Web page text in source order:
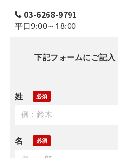
03-6268-9791
平日9:00～18:00
下記フォームにご記入
姓
名